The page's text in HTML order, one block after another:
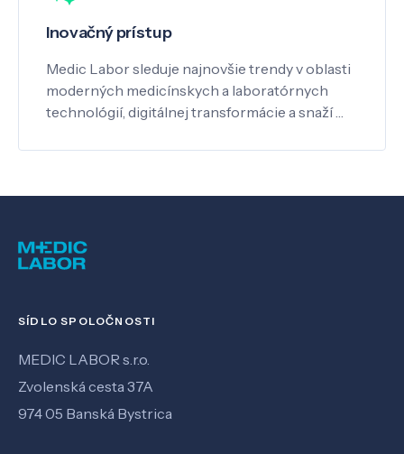
Inovačný prístup
Medic Labor sleduje najnovšie trendy v oblasti
moderných medicínskych a laboratórnych
technológií, digitálnej transformácie a snaží …
SÍDLO SPOLOČNOSTI
MEDIC LABOR s.r.o.
Zvolenská cesta 37A
974 05 Banská Bystrica